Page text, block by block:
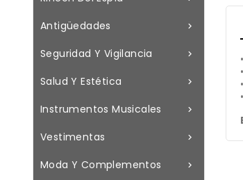

Antigüedades

Seguridad Y Vigilancia

Salud Y Estética

Instrumentos Musicales

Vestimentas

Moda Y Complementos